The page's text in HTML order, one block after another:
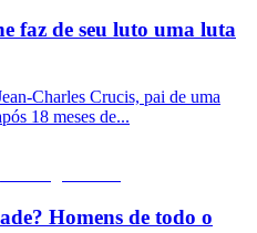
faz de seu luto uma luta
Charles Crucis, pai de uma
18 meses de...
Homens de todo o